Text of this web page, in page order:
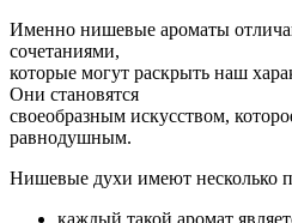
Именно нишевые ароматы
сочетаниями,
которые могут раскрыть наш
Они становятся
своеобразным искусством,
равнодушным.
Нишевые духи имеют несколько
каждый такой аромат